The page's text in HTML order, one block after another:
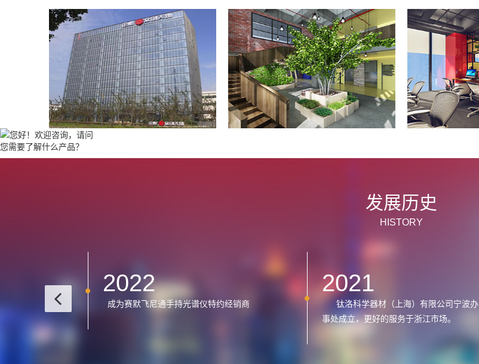
发展历史
HISTORY
司成立
2022
成为赛默飞尼通手持光谱仪特约经销商
2021
钛洛科学器材（上海）有限公司宁波办
事处成立，更好的服务于浙江市场。